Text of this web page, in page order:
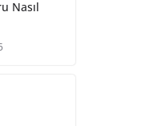
Nasıl